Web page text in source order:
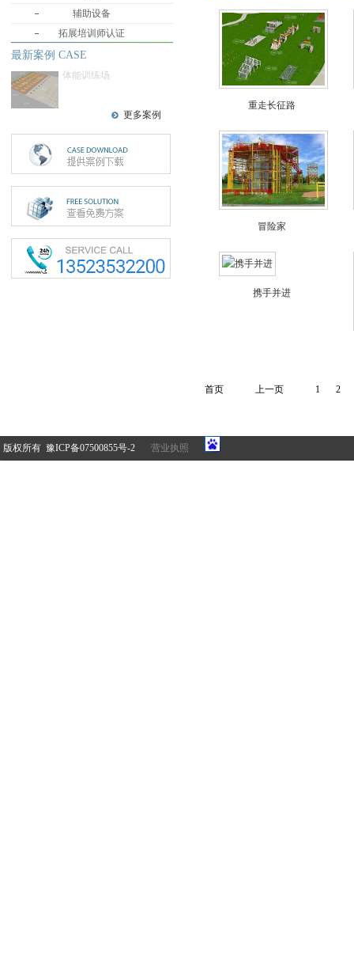
辅助设备
拓展培训师认证
最新案例 CASE
体能训练场
更多案例
重走长征路
冒险家
携手并进
首页 上一页 1 2
版权所有 豫ICP备07500855号-2 营业执照